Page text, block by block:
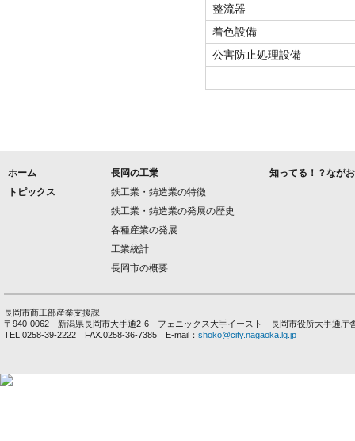
整流器
着色設備
公害防止処理設備
ホーム
トピックス
長岡の工業
鉄工業・鋳造業の特徴
鉄工業・鋳造業の発展の歴史
各種産業の発展
工業統計
長岡市の概要
知ってる！？なが
長岡市商工部産業支援課
〒940-0062 新潟県長岡市大手通2-6 フェニックス大手イースト 長岡市役所大手通庁
TEL.0258-39-2222 FAX.0258-36-7385 E-mail： shoko@city.nagaoka.lg.jp